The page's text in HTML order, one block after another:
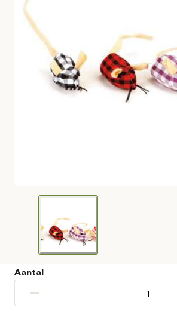
Aantal
−